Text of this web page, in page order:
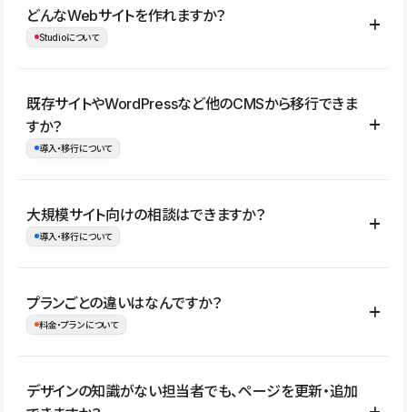
どんなWebサイトを作れますか？
Studioについて
コーポレートサイト、サービスサイト、LP、採用サイト、ブロ
グ・メディア、イベントサイト、店舗・商品紹介サイト、ポートフ
ォリオなど幅広く制作できます。
既存サイトやWordPressなど他のCMSから移行できま
すか？
導入・移行について
はい。既存サイトの構成やコンテンツ、URLを整理したうえで、
Studio上に再構築する形で移行できます。 WordPressの場合は、
イト全体のデザインや設定がそのまま移行されるわけではないた
め、移行後にページ構成やデザイン、CMS設計、URL・リダイレク
大規模サイト向けの相談はできますか？
導入・移行について
はい。アクセス規模が大きいサイトや、複数部門での運用、権限管
理、セキュリティ確認、既存システムとの連携など、個別の要件が
ない段階でも、お問い合わせください。
プランごとの違いはなんですか？
料金・プランについて
公開ページ数、バージョン履歴の期間、CMS利用数の上限、権限
デザインの知識がない担当者でも、ページを更新・追加